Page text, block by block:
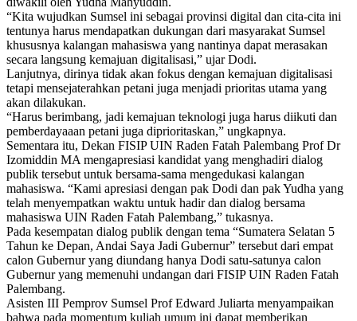
“Kita wujudkan Sumsel ini sebagai provinsi digital dan cita-cita ini
tentunya harus mendapatkan dukungan dari masyarakat Sumsel
khususnya kalangan mahasiswa yang nantinya dapat merasakan
secara langsung kemajuan digitalisasi,” ujar Dodi.
Lanjutnya, dirinya tidak akan fokus dengan kemajuan digitalisasi
tetapi mensejaterahkan petani juga menjadi prioritas utama yang
akan dilakukan.
“Harus berimbang, jadi kemajuan teknologi juga harus diikuti dan
pemberdayaaan petani juga diprioritaskan,” ungkapnya.
Sementara itu, Dekan FISIP UIN Raden Fatah Palembang Prof Dr
Izomiddin MA mengapresiasi kandidat yang menghadiri dialog
publik tersebut untuk bersama-sama mengedukasi kalangan
mahasiswa. “Kami apresiasi dengan pak Dodi dan pak Yudha yang
telah menyempatkan waktu untuk hadir dan dialog bersama
mahasiswa UIN Raden Fatah Palembang,” tukasnya.
Pada kesempatan dialog publik dengan tema “Sumatera Selatan 5
Tahun ke Depan, Andai Saya Jadi Gubernur” tersebut dari empat
calon Gubernur yang diundang hanya Dodi satu-satunya calon
Gubernur yang memenuhi undangan dari FISIP UIN Raden Fatah
Palembang.
Asisten III Pemprov Sumsel Prof Edward Juliarta menyampaikan
bahwa pada momentum kuliah umum ini dapat memberikan